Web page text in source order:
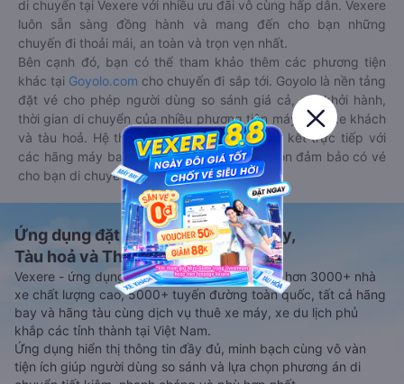
di chuyển tại Vexere với nhiều ưu đãi vô cùng hấp dẫn. Vexere
luôn sẵn sàng đồng hành và mang đến cho bạn những
chuyến đi thoải mái, an toàn và trọn vẹn nhất.
Bên cạnh đó, bạn có thể tham khảo thêm các phương tiện
khác tại Goyolo.com cho chuyến đi sắp tới. Goyolo là nền tảng
đặt vé cho phép người dùng so sánh giá cả, giờ khởi hành,
thời gian di chuyển của nhiều phương tiện máy bay, xe khách
và tàu hoả. Hệ thống của Goyolo được liên kết trực tiếp với
các hãng máy bay, xe khách và tàu hoả, luôn đảm bảo có vé
cho bạn di chuyển.
Ứng dụng đặt vé Xe khách, Máy bay,
Tàu hoả và Thuê xe
Vexere - ứng dụng đặt vé đa phương tiện với hơn 3000+ nhà
xe chất lượng cao, 5000+ tuyến đường toàn quốc, tất cả hãng
bay và hãng tàu cùng dịch vụ thuê xe máy, xe du lịch phủ
khắp các tỉnh thành tại Việt Nam.
Ứng dụng hiển thị thông tin đầy đủ, minh bạch cùng vô vàn
tiện ích giúp người dùng so sánh và lựa chọn phương án di